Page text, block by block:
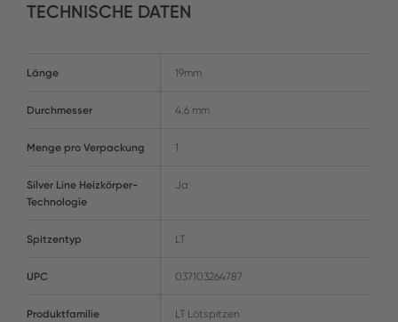
TECHNISCHE DATEN
Länge 19mm
Durchmesser 4.6 mm
Menge pro Verpackung 1
Silver Line Heizkörper-
Technologie
Ja
Spitzentyp LT
UPC 037103264787
Produktfamilie LT Lötspitzen